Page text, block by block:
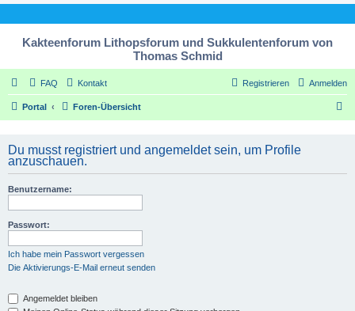
Kakteenforum Lithopsforum und Sukkulentenforum von
Thomas Schmid
FAQ Kontakt Anmelden
Registrieren
Portal Foren-Übersicht
Du musst registriert und angemeldet sein, um Profile
anzuschauen.
Benutzername:
Passwort:
Ich habe mein Passwort vergessen
Die Aktivierungs-E-Mail erneut senden
Angemeldet bleiben